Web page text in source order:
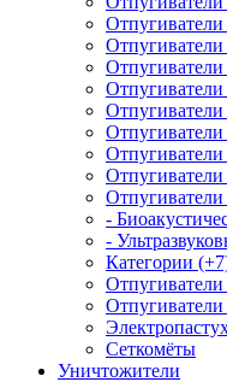
Отпугиватели
Отпугиватели
Отпугиватели
-
-
Категории
Отпугиватели
Отпугиватели
Сеткомёты
Уничтожители